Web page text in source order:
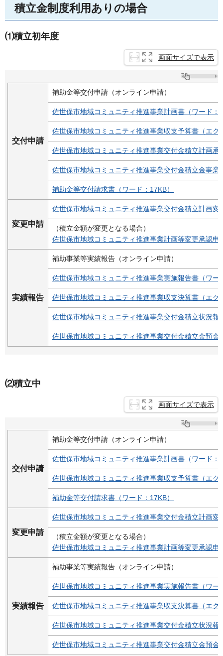
積立金制度利用ありの場合
⑴積立初年度
画面サイズで表示
交付申請
補助金等交付申請（オンライン申請）
佐世保市地域コミュニティ推進事業計画書（ワード：
佐世保市地域コミュニティ推進事業収支予算書（エク
佐世保市地域コミュニティ推進事業交付金積立計画承
佐世保市地域コミュニティ推進事業交付金積立金事
補助金等交付請求書（ワード：17KB）
変更申請
佐世保市地域コミュニティ推進事業交付金積立計画
（積立金額が変更となる場合）
佐世保市地域コミュニティ推進事業計画等変更承認申
実績報告
補助事業等実績報告（オンライン申請）
佐世保市地域コミュニティ推進事業実施報告書（ワー
佐世保市地域コミュニティ推進事業収支決算書（エク
佐世保市地域コミュニティ推進事業交付金積立状況報
佐世保市地域コミュニティ推進事業交付金積立金預金
⑵積立中
画面サイズで表示
交付申請
補助金等交付申請（オンライン申請）
佐世保市地域コミュニティ推進事業計画書（ワード：
佐世保市地域コミュニティ推進事業収支予算書（エク
補助金等交付請求書（ワード：17KB）
変更申請
佐世保市地域コミュニティ推進事業交付金積立計画
（積立金額が変更となる場合）
佐世保市地域コミュニティ推進事業計画等変更承認申
実績報告
補助事業等実績報告（オンライン申請）
佐世保市地域コミュニティ推進事業実施報告書（ワー
佐世保市地域コミュニティ推進事業収支決算書（エク
佐世保市地域コミュニティ推進事業交付金積立状況報
佐世保市地域コミュニティ推進事業交付金積立金預金